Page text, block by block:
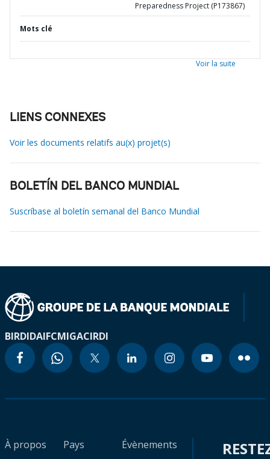
Preparedness Project (P173867)
Mots clé
Voir la suite
LIENS CONNEXES
Voir les documents relatifs au(x) projet(s)
BOLETÍN DEL BANCO MUNDIAL
Suscríbase al boletín semanal del Banco Mundial
BIRDIDAIFCMIGACIRDI
À propos
Pays
Évènements